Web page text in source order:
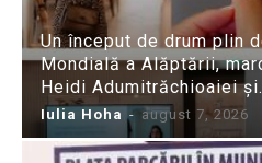
Un început de drum plin
Mondială a Alăptării,
Heidi Adumitrăchioaiei
Iulia Hoha - august 7, 2026